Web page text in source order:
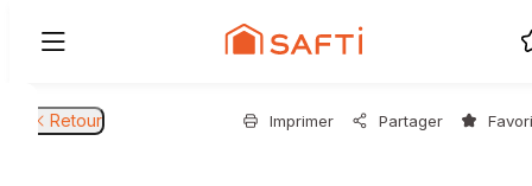
Retour Imprimer Partager